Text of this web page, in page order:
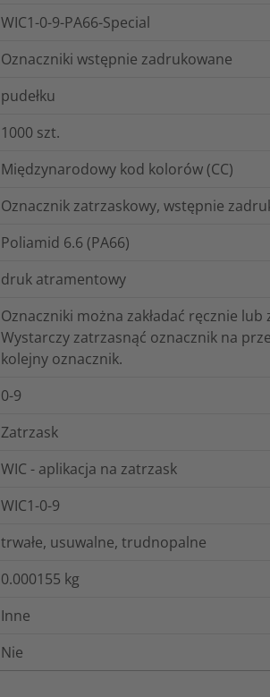
WIC1-0-9-PA66-Special
Oznaczniki wstępnie zadrukowane
pudełku
1000 szt.
Międzynarodowy kod kolorów (CC)
Oznacznik zatrzaskowy, wstępnie
Poliamid 6.6 (PA66)
druk atramentowy
Oznaczniki można zakładać ręcznie
Wystarczy zatrzasnąć oznacznik na
kolejny oznacznik.
0-9
Zatrzask
WIC - aplikacja na zatrzask
WIC1-0-9
trwałe, usuwalne, trudnopalne
0.000155 kg
Inne
Nie